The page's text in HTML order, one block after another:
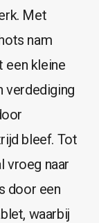
Met
nam
een kleine
verdediging
bleef. Tot
vroeg naar
door een
waarbij